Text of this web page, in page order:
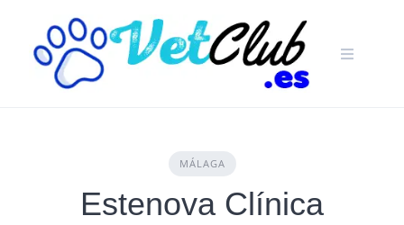
content
MÁLAGA
Estenova Clínica